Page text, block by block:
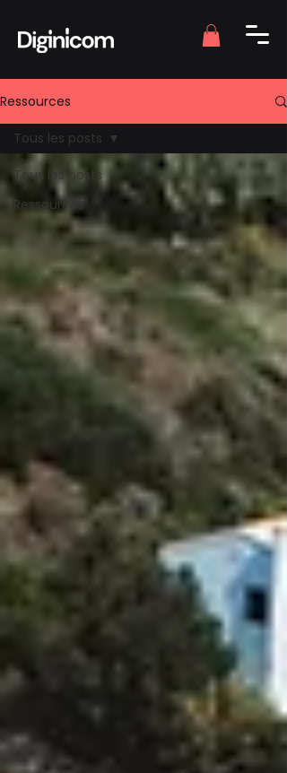
Ressources
Tous les posts
Ressources
Tous les posts